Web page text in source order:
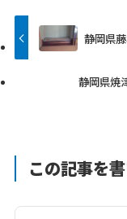
静岡県
静岡県焼
この記事を